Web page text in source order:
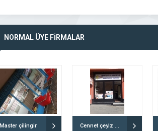
NORMAL ÜYE FİRMALAR
Master çilingir Cennet çeyiz ve Anahtarcılık